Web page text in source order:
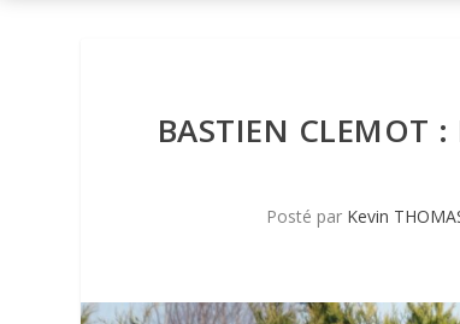
BASTIEN CLEMOT
Posté par Kevin